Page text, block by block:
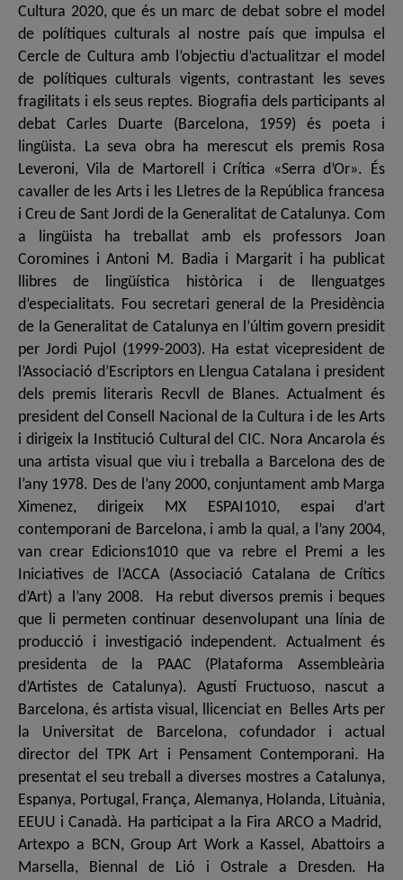
Cultura 2020, que és un marc de debat sobre el model
de polítiques culturals al nostre país que impulsa el
Cercle de Cultura amb l’objectiu d’actualitzar el model
de polítiques culturals vigents, contrastant les seves
fragilitats i els seus reptes. Biografia dels participants al
debat Carles Duarte (Barcelona, 1959) és poeta i
lingüista. La seva obra ha merescut els premis Rosa
Leveroni, Vila de Martorell i Crítica «Serra d’Or». És
cavaller de les Arts i les Lletres de la República francesa
i Creu de Sant Jordi de la Generalitat de Catalunya. Com
a lingüista ha treballat amb els professors Joan
Coromines i Antoni M. Badia i Margarit i ha publicat
llibres de lingüística històrica i de llenguatges
d’especialitats. Fou secretari general de la Presidència
de la Generalitat de Catalunya en l’últim govern presidit
per Jordi Pujol (1999-2003). Ha estat vicepresident de
l’Associació d’Escriptors en Llengua Catalana i president
dels premis literaris Recvll de Blanes. Actualment és
president del Consell Nacional de la Cultura i de les Arts
i dirigeix la Institució Cultural del CIC. Nora Ancarola és
una artista visual que viu i treballa a Barcelona des de
l’any 1978. Des de l’any 2000, conjuntament amb Marga
Ximenez, dirigeix MX ESPAI1010, espai d’art
contemporani de Barcelona, i amb la qual, a l’any 2004,
van crear Edicions1010 que va rebre el Premi a les
Iniciatives de l’ACCA (Associació Catalana de Crítics
d’Art) a l’any 2008. Ha rebut diversos premis i beques
que li permeten continuar desenvolupant una línia de
producció i investigació independent. Actualment és
presidenta de la PAAC (Plataforma Assembleària
d’Artistes de Catalunya). Agustí Fructuoso, nascut a
Barcelona, és artista visual, llicenciat en Belles Arts per
la Universitat de Barcelona, cofundador i actual
director del TPK Art i Pensament Contemporani. Ha
presentat el seu treball a diverses mostres a Catalunya,
Espanya, Portugal, França, Alemanya, Holanda, Lituània,
EEUU i Canadà. Ha participat a la Fira ARCO a Madrid,
Artexpo a BCN, Group Art Work a Kassel, Abattoirs a
Marsella, Biennal de Lió i Ostrale a Dresden. Ha